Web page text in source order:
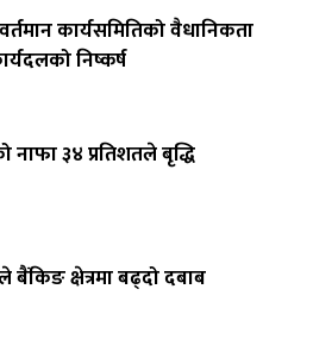
कार्यसमितिको वैधानिकता
निष्कर्ष
३४ प्रतिशतले बृद्धि
बैंकिङ क्षेत्रमा बढ्दो दबाब